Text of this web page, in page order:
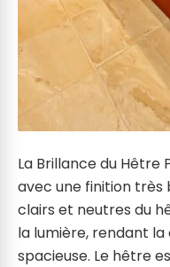
La Brillance du Hêtre
avec une finition très
clairs et neutres du
la lumière, rendant la
spacieuse. Le hêtre